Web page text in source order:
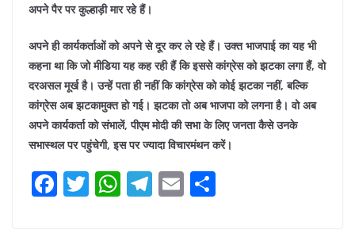
अपने पैर पर कुल्हाड़ी मार रहे हैं।
अपने ही कार्यकर्ताओं को अपने से दूर कर ले रहे हैं। उक्त भाजपाई का यह भी
कहना था कि जो मीडिया यह कह रही हैं कि इससे कांग्रेस को झटका लगा हैं, वो
दरअसल मूर्ख है। उन्हें पता ही नहीं कि कांग्रेस को कोई झटका नहीं, बल्कि
कांग्रेस अब झटकामुक्त हो गई। झटका तो अब भाजपा को लगना है। वो अब
अपने कार्यकर्ता को संभालें, पीएम मोदी की सभा के लिए जनता कैसे उनके
सभास्थल पर पहुंचेगी, इस पर ज्यादा विचारमंथन करें।
F T W T E